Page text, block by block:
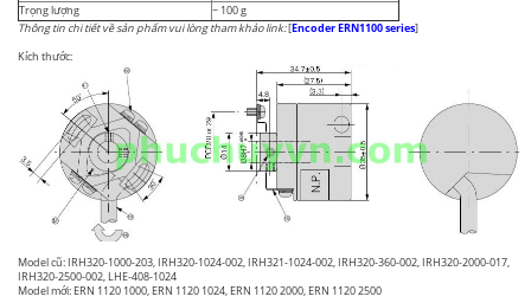
Trọng lượng
~ 100 g
Thông tin chi tiết về sản phẩm vui lòng tham khảo link:[Encoder ERN1100 series]
Kích thước:
Model cũ: IRH320-1000-203, IRH320-1024-002, IRH321-1024-002, IRH320-360-002, IRH320-2000-017,
IRH320-2500-002, LHE-408-1024
Model mới: ERN 1120 1000, ERN 1120 1024, ERN 1120 2000, ERN 1120 2500